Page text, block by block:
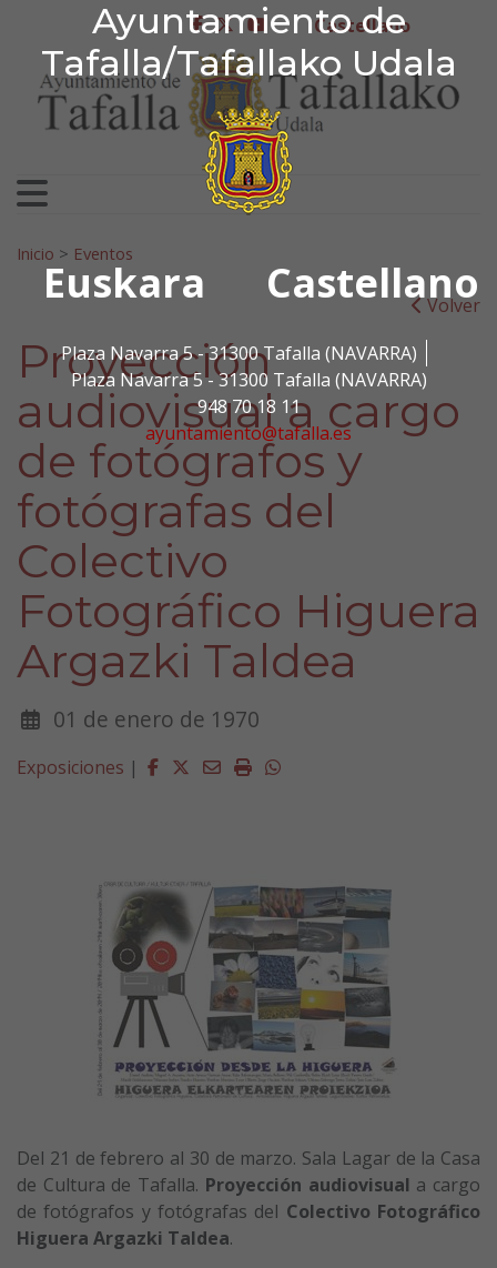
Ayuntamiento de
Tafalla/Tafallako Udala
Euskara Castellano
Plaza Navarra 5 - 31300 Tafalla (NAVARRA)
Plaza Navarra 5 - 31300 Tafalla (NAVARRA)
948 70 18 11
ayuntamiento@tafalla.es
Ir al contenido
Ayuntamiento de
facebook
twitter
youtubeCastellano
Search for:
Inicio > Eventos
Volver
Proyección
audiovisual a cargo
de fotógrafos y
fotógrafas del
Colectivo
Fotográfico Higuera
Argazki Taldea
01 de enero de 1970
Exposiciones | Facebook
Twitter
EmailImprimirWhatsapp
Del 21 de febrero al 30 de marzo. Sala Lagar de la Casa
de Cultura de Tafalla. Proyección audiovisual a cargo
de fotógrafos y fotógrafas del Colectivo Fotográfico
Higuera Argazki Taldea.